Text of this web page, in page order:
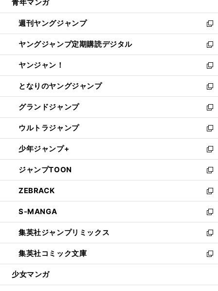
開
く
ウ
で
開
く
ン
ド
ウ
で
開
く
ウ
ィ
ン
ド
ウ
で
開
く
青年マンガ
週刊ヤングジャンプ
新
し
い
ウ
ィ
ン
ド
ウ
で
開
く
ヤングジャンプ定期購読デジタル
新
し
い
ウ
ィ
ン
ド
ウ
で
開
く
ヤンジャン！
新
し
い
ウ
ィ
ン
ド
ウ
で
開
く
となりのヤングジャンプ
新
し
い
ウ
ィ
ン
ド
ウ
で
開
く
グランドジャンプ
新
し
い
ウ
ィ
ン
ド
ウ
で
開
く
ウルトラジャンプ
新
し
い
ウ
ィ
ン
ド
ウ
で
開
く
少年ジャンプ+
新
し
い
ウ
ィ
ン
ド
ウ
で
開
く
ジャンプTOON
新
し
い
ウ
ィ
ン
ド
ウ
で
開
ZEBRACK
新
し
い
ウ
ィ
ン
ド
ウ
開
S-MANGA
新
し
い
ウ
ィ
ン
ウ
集英社ジャンプリミックス
新
し
い
ウ
ン
集英社コミック文庫
新
し
ウ
少女マンガ